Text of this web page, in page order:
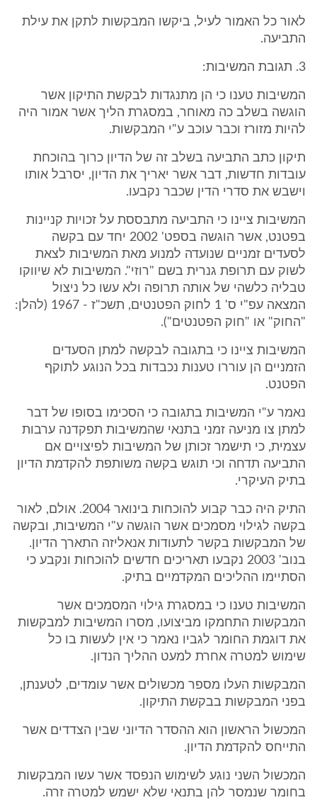
לאור כל האמור לעיל, ביקשו המבקשות לתקן את עילת
התביעה.
3. תגובת המשיבות:
המשיבות טענו כי הן מתנגדות לבקשת התיקון אשר
הוגשה בשלב כה מאוחר, במסגרת הליך אשר אמור היה
להיות מזורז וכבר עוכב ע"י המבקשות.
תיקון כתב התביעה בשלב זה של הדיון כרוך בהוכחת
עובדות חדשות, דבר אשר יאריך את הדיון, יסרבל אותו
וישבש את סדרי הדין שכבר נקבעו.
המשיבות ציינו כי התביעה מתבססת על זכויות קניינות
בפטנט, אשר הוגשה בספט' 2002 יחד עם בקשה
לסעדים זמניים שנועדה למנוע מאת המשיבות לצאת
לשוק עם תרופת גנרית בשם "רוזי". המשיבות לא שיווקו
טבליה כלשהי של אותה תרופה ולא עשו כל ניצול
המצאה עפ"י ס' 1 לחוק הפטנטים, תשכ"ז - 1967 (להלן:
"החוק" או "חוק הפטנטים").
המשיבות ציינו כי בתגובה לבקשה למתן הסעדים
הזמניים הן עוררו טענות נכבדות בכל הנוגע לתוקף
הפטנט.
נאמר ע"י המשיבות בתגובה כי הסכימו בסופו של דבר
למתן צו מניעה זמני בתנאי שהמשיבות תפקדנה ערבות
עצמית, כי תישמר זכותן של המשיבות לפיצויים אם
התביעה תדחה וכי תוגש בקשה משותפת להקדמת הדיון
בתיק העיקרי.
התיק היה כבר קבוע להוכחות בינואר 2004. אולם, לאור
בקשה לגילוי מסמכים אשר הוגשה ע"י המשיבות, ובקשה
של המבקשות בקשר לתעודות אנאליזה התארך הדיון.
בנוב' 2003 נקבעו תאריכים חדשים להוכחות ונקבע כי
הסתיימו ההליכים המקדמיים בתיק.
המשיבות טענו כי במסגרת גילוי המסמכים אשר
המבקשות התחמקו מביצועו, מסרו המשיבות למבקשות
את דוגמת החומר לגביו נאמר כי אין לעשות בו כל
שימוש למטרה אחרת למעט ההליך הנדון.
המבקשות העלו מספר מכשולים אשר עומדים, לטענתן,
בפני המבקשות בבקשת התיקון.
המכשול הראשון הוא ההסדר הדיוני שבין הצדדים אשר
התייחס להקדמת הדיון.
המכשול השני נוגע לשימוש הנפסד אשר עשו המבקשות
בחומר שנמסר להן בתנאי שלא ישמש למטרה זרה.